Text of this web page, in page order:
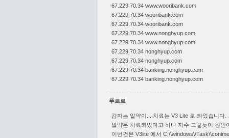
67.229.70.34 www.wooribank.com
67.229.70.34 wooribank.com
67.229.70.34 wooribank.com
67.229.70.34 www.nonghyup.com
67.229.70.34 www.nonghyup.com
67.229.70.34 nonghyup.com
67.229.70.34 nonghyup.com
67.229.70.34 banking.nonghyup.com
67.229.70.34 banking.nonghyup.com
푸르르
감지는 알약이....치료는 V3 Lite 로 되었습니다.
알약은 치료되었다고 하나 자주 그렇듯이 원
이번건은 V3lite 에서